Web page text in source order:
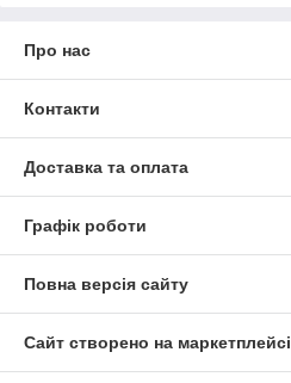
Про нас
Контакти
Доставка та оплата
Графік роботи
Повна версія сайту
Сайт створено на маркетплейсі